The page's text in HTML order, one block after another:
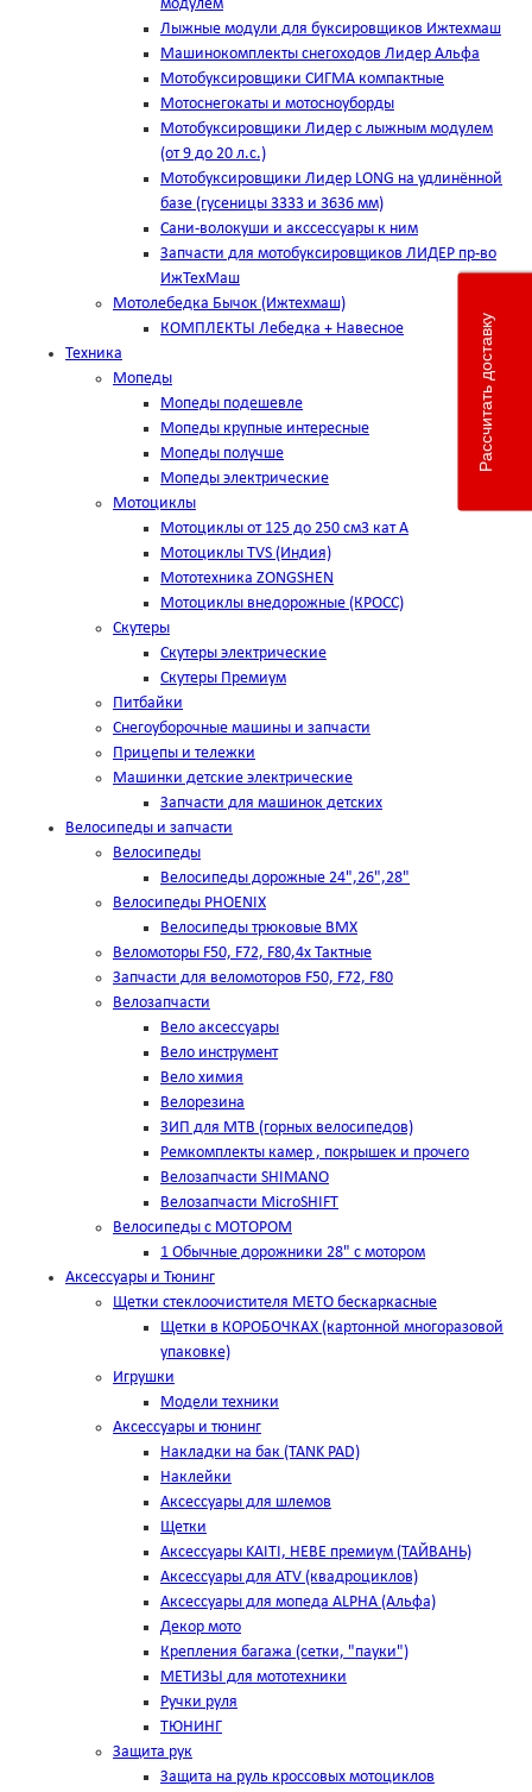
модулем
Лыжные модули для буксировщиков Ижтехмаш
Машинокомплекты снегоходов Лидер Альфа
Мотобуксировщики СИГМА компактные
Мотоснегокаты и мотосноуборды
Мотобуксировщики Лидер с лыжным модулем
(от 9 до 20 л.с.)
Мотобуксировщики Лидер LONG на удлинённой
базе (гусеницы 3333 и 3636 мм)
Сани-волокуши и акссессуары к ним
Запчасти для мотобуксировщиков ЛИДЕР пр-во
ИжТехМаш
Мотолебедка Бычок (Ижтехмаш)
КОМПЛЕКТЫ Лебедка + Навесное
Техника
Мопеды
Мопеды подешевле
Мопеды крупные интересные
Мопеды получше
Мопеды электрические
Мотоциклы
Мотоциклы от 125 до 250 см3 кат А
Мотоциклы TVS (Индия)
Мототехника ZONGSHEN
Мотоциклы внедорожные (КРОСС)
Скутеры
Скутеры электрические
Скутеры Премиум
Питбайки
Снегоуборочные машины и запчасти
Прицепы и тележки
Машинки детские электрические
Запчасти для машинок детских
Велосипеды и запчасти
Велосипеды
Велосипеды дорожные 24",26",28"
Велосипеды PHOENIX
Велосипеды трюковые BMX
Веломоторы F50, F72, F80,4х Тактные
Запчасти для веломоторов F50, F72, F80
Велозапчасти
Вело аксессуары
Вело инструмент
Вело химия
Велорезина
ЗИП для MTB (горных велосипедов)
Ремкомплекты камер , покрышек и прочего
Велозапчасти SHIMANO
Велозапчасти MicroSHIFT
Велосипеды с МОТОРОМ
1 Обычные дорожники 28" с мотором
Аксессуары и Тюнинг
Щетки стеклоочистителя METO бескаркасные
Щетки в КОРОБОЧКАХ (картонной многоразовой
упаковке)
Игрушки
Модели техники
Аксессуары и тюнинг
Накладки на бак (TANK PAD)
Наклейки
Аксессуары для шлемов
Щетки
Аксессуары KAITI, HEBE премиум (ТАЙВАНЬ)
Аксессуары для ATV (квадроциклов)
Аксессуары для мопеда ALPHA (Альфа)
Декор мото
Крепления багажа (сетки, "пауки")
МЕТИЗЫ для мототехники
Ручки руля
ТЮНИНГ
Защита рук
Защита на руль кроссовых мотоциклов
Рассчитать доставку